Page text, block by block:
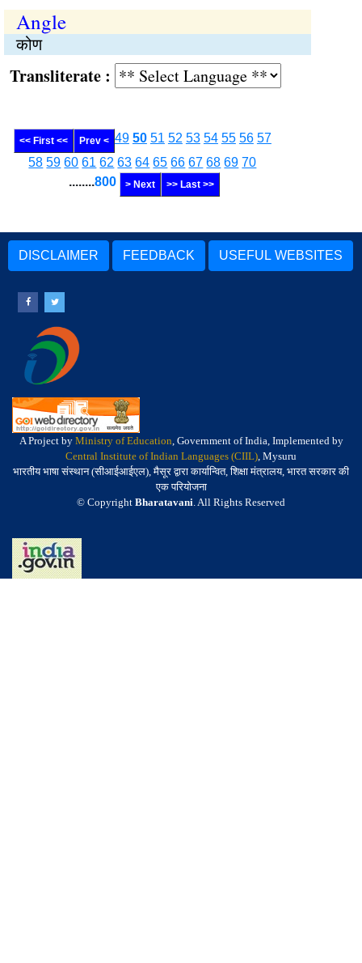
Angle
कोण
:
<< First << Prev < 49 50 51 52 53 54 55 56 57
58 59 60 61 62 63 64 65 66 67 68 69 70
........800 > Next >> Last >>
DISCLAIMER FEEDBACK USEFUL WEBSITES
A Project by Ministry of Education, Government of India, Implemented by
Central Institute of Indian Languages (CIIL), Mysuru
भारतीय भाषा संस्थान (सीआईआईएल), मैसूर द्वारा कार्यान्वित, शिक्षा मंत्रालय, भारत सरकार की
एक परियोजना
© Copyright Bharatavani. All Rights Reserved